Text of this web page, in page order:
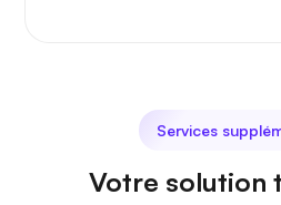
Services
Votre solution